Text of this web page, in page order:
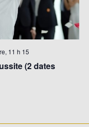
(2 dates
11 h 15